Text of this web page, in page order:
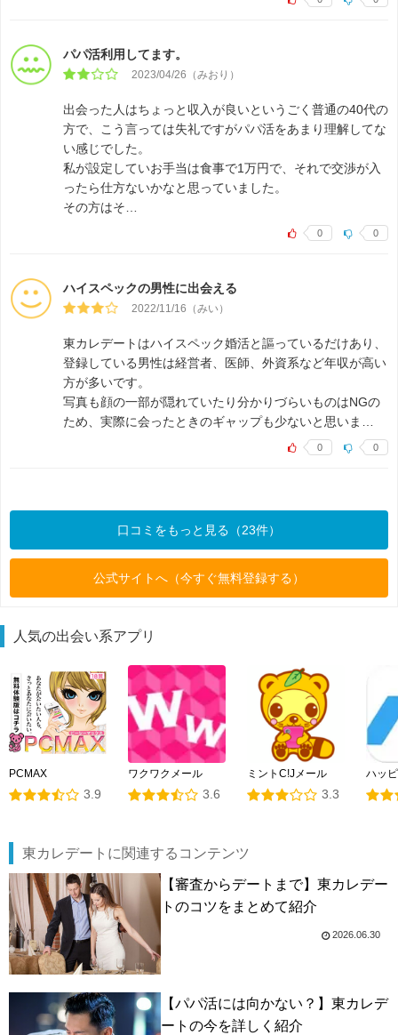
パパ活利用してます。
2023/04/26（みおり）
出会った人はちょっと収入が良いというごく普通の40代の
方で、こう言っては失礼ですがパパ活をあまり理解してな
い感じでした。
私が設定していお手当は食事で1万円で、それで交渉が入
ったら仕方ないかなと思っていました。
その方はそ…
0 0
ハイスペックの男性に出会える
2022/11/16（みい）
東カレデートはハイスペック婚活と謳っているだけあり、
登録している男性は経営者、医師、外資系など年収が高い
方が多いです。
写真も顔の一部が隠れていたり分かりづらいものはNGの
ため、実際に会ったときのギャップも少ないと思いま…
0 0
口コミをもっと見る（23件）
公式サイトへ（今すぐ無料登録する）
人気の出会い系アプリ
PCMAX
3.9
ワクワクメール
3.6
ミントC!Jメール
3.3
ハッ
東カレデートに関連するコンテンツ
【審査からデートまで】東カレデー
トのコツをまとめて紹介
2026.06.30
【パパ活には向かない？】東カレデ
ートの今を詳しく紹介